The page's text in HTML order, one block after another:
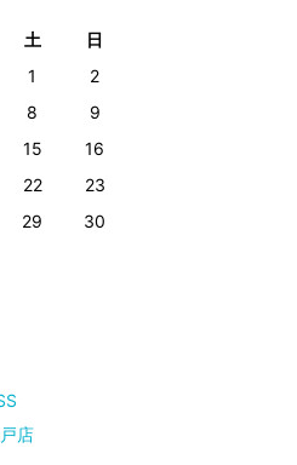
土 日
1
2
8
9
15
16
22
23
29
30
店